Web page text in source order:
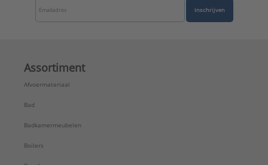
Inschrijven
Assortiment
Afvoermateriaal
Bad
Badkamermeubelen
Boilers